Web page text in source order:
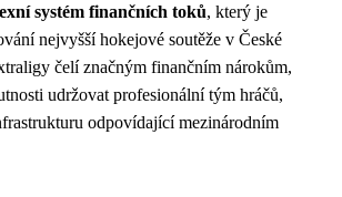
systém finančních toků, který je
nejvyšší hokejové soutěže v České
čelí značným finančním nárokům,
udržovat profesionální tým hráčů,
odpovídající mezinárodním